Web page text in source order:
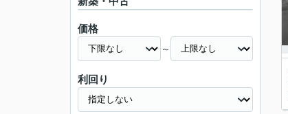
価格
～
利回り